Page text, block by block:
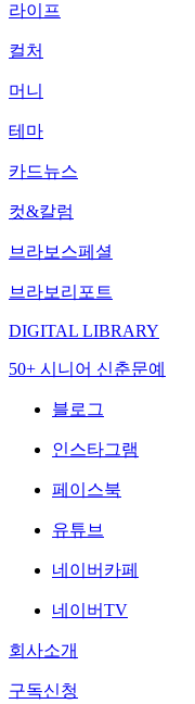
라이프
컬처
머니
테마
카드뉴스
컷&칼럼
브라보스페셜
브라보리포트
DIGITAL LIBRARY
50+ 시니어 신춘문예
블로그
인스타그램
페이스북
유튜브
네이버카페
네이버TV
회사소개
구독신청